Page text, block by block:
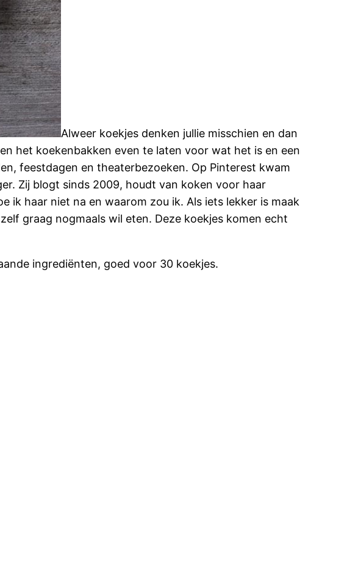
Alweer koekjes denken jullie misschien en dan
het koekenbakken even te laten voor wat het is en een
feestdagen en theaterbezoeken. Op Pinterest kwam
Zij blogt sinds 2009, houdt van koken voor haar
haar niet na en waarom zou ik. Als iets lekker is maak
graag nogmaals wil eten. Deze koekjes komen echt
ingrediënten, goed voor 30 koekjes.